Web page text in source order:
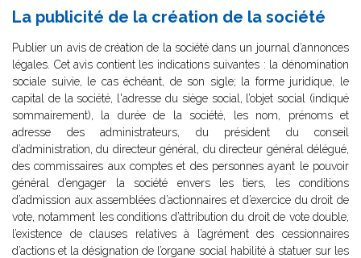
La publicité de la création de la société
Publier un avis de création de la société dans un journal d’annonces
légales. Cet avis contient les indications suivantes : la dénomination
sociale suivie, le cas échéant, de son sigle; la forme juridique, le
capital de la société, l'adresse du siège social, l’objet social (indiqué
sommairement), la durée de la société, les nom, prénoms et
adresse des administrateurs, du président du conseil
d’administration, du directeur général, du directeur général délégué,
des commissaires aux comptes et des personnes ayant le pouvoir
général d’engager la société envers les tiers, les conditions
d’admission aux assemblées d’actionnaires et d’exercice du droit de
vote, notamment les conditions d’attribution du droit de vote double,
l’existence de clauses relatives à l’agrément des cessionnaires
d’actions et la désignation de l’organe social habilité à statuer sur les